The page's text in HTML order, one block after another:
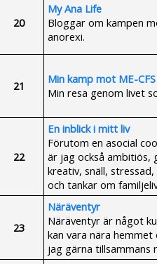
20
My Ana Life
Bloggar om kampen
anorexi.
21
Min kamp mot ME-
Min resa genom livet
22
En inblick i mitt liv
Förutom en asocial
är jag också ambitiös,
kreativ, snäll,
och tankar om
23
Näräventyr
Näräventyr är något
kan vara nära
jag gärna tillsammans